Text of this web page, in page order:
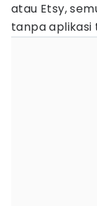
atau Etsy,
tanpa aplikasi